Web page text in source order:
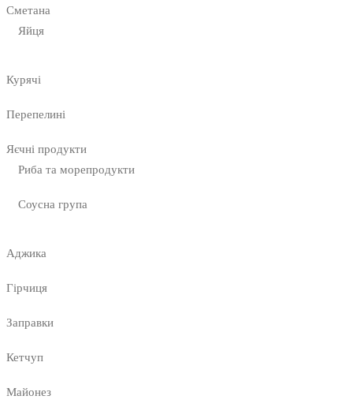
Сметана
Яйця
Курячі
Перепелині
Яєчні продукти
Риба та морепродукти
Соусна група
Аджика
Гірчиця
Заправки
Кетчуп
Майонез